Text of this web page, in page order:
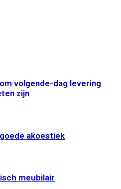
volgende-dag levering
zijn
akoestiek
meubilair